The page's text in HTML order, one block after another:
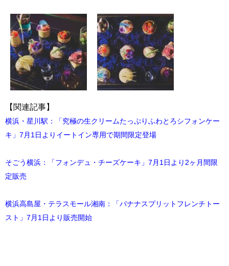
【関連記事】
横浜・星川駅：「究極の生クリームたっぷりふわとろシフォンケー
キ」7月1日よりイートイン専用で期間限定登場
そごう横浜：「フォンデュ・チーズケーキ」7月1日より2ヶ月間限
定販売
横浜高島屋・テラスモール湘南：「バナナスプリットフレンチトー
スト」7月1日より販売開始